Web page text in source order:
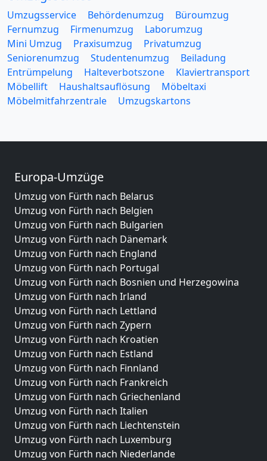
Umzugsservice Behördenumzug
Büroumzug
Fernumzug
Firmenumzug
Laborumzug
Mini Umzug
Praxisumzug
Privatumzug
Seniorenumzug
Studentenumzug
Beiladung
Entrümpelung
Halteverbotszone
Klaviertransport
Möbellift
Haushaltsauflösung
Möbeltaxi
Möbelmitfahrzentrale
Umzugskartons
Europa-Umzüge
Umzug von Fürth nach Belarus
Umzug von Fürth nach Belgien
Umzug von Fürth nach Bulgarien
Umzug von Fürth nach Dänemark
Umzug von Fürth nach England
Umzug von Fürth nach Portugal
Umzug von Fürth nach Bosnien und Herzegowina
Umzug von Fürth nach Irland
Umzug von Fürth nach Lettland
Umzug von Fürth nach Zypern
Umzug von Fürth nach Kroatien
Umzug von Fürth nach Estland
Umzug von Fürth nach Finnland
Umzug von Fürth nach Frankreich
Umzug von Fürth nach Griechenland
Umzug von Fürth nach Italien
Umzug von Fürth nach Liechtenstein
Umzug von Fürth nach Luxemburg
Umzug von Fürth nach Niederlande